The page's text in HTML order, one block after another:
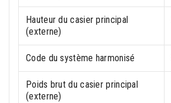
Hauteur du casier principal
(externe)
Code du système harmonisé
Poids brut du casier principal
(externe)